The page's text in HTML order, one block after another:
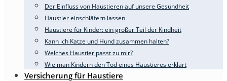
Der Einfluss von Haustieren auf unsere Gesundheit
Haustier einschläfern lassen
Haustiere für Kinder: ein großer Teil der Kindheit
Kann ich Katze und Hund zusammen halten?
Welches Haustier passt zu mir?
Wie man Kindern den Tod eines Haustieres erklärt
Versicherung für Haustiere